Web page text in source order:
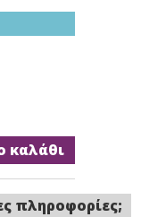
καλάθι
πληροφορίες;